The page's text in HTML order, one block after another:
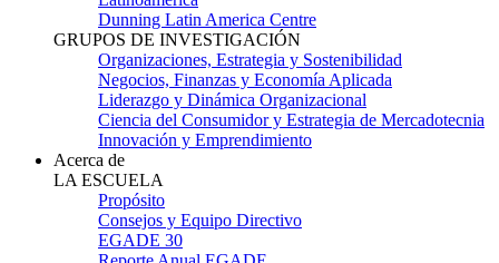
Dunning Latin America Centre
GRUPOS DE INVESTIGACIÓN
Organizaciones, Estrategia y Sostenibilidad
Negocios, Finanzas y Economía Aplicada
Liderazgo y Dinámica Organizacional
Ciencia del Consumidor y Estrategia de Mercadotecnia
Innovación y Emprendimiento
Acerca de
LA ESCUELA
Propósito
Consejos y Equipo Directivo
EGADE 30